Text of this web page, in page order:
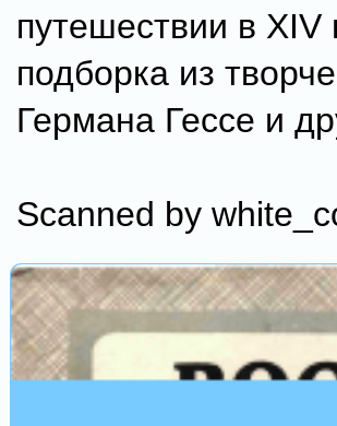
путешествии в
подборка из
Германа Гессе и
Scanned by